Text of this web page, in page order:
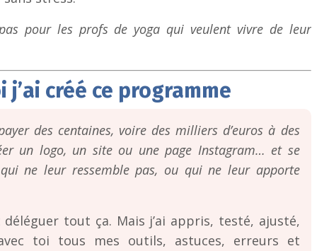
pour les profs de yoga qui veulent vivre de leur
j’ai créé ce programme
des centaines, voire des milliers d’euros à des
un logo, un site ou une page Instagram… et se
ne leur ressemble pas, ou qui ne leur apporte
déléguer tout ça. Mais j’ai appris, testé, ajusté,
toi tous mes outils, astuces, erreurs et